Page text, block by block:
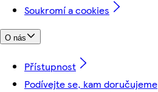
Soukromí a cookies
O nás
Přístupnost
Podívejte se, kam doručujeme